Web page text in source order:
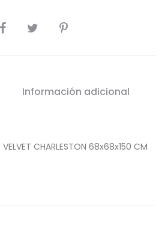
COMPARTIR
Información adicional
VELVET CHARLESTON 68x68x150 CM